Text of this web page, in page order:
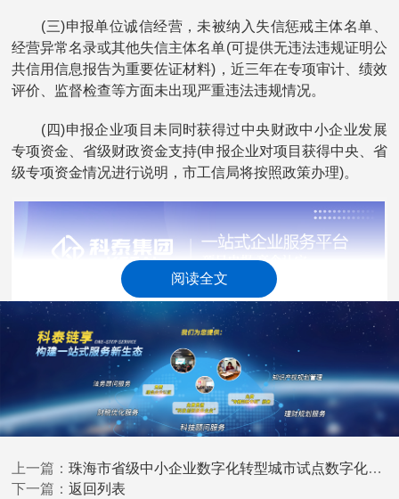
(三)申报单位诚信经营，未被纳入失信惩戒主体名单、
经营异常名录或其他失信主体名单(可提供无违法违规证明公
共信用信息报告为重要佐证材料)，近三年在专项审计、绩效
评价、监督检查等方面未出现严重违法违规情况。
(四)申报企业项目未同时获得过中央财政中小企业发展
专项资金、省级财政资金支持(申报企业对项目获得中央、省
级专项资金情况进行说明，市工信局将按照政策办理)。
四、申报要求
阅读全文
上一篇：珠海市省级中小企业数字化转型城市试点数字化产品（第十批）征集申报时间、条件要求
下一篇：返回列表